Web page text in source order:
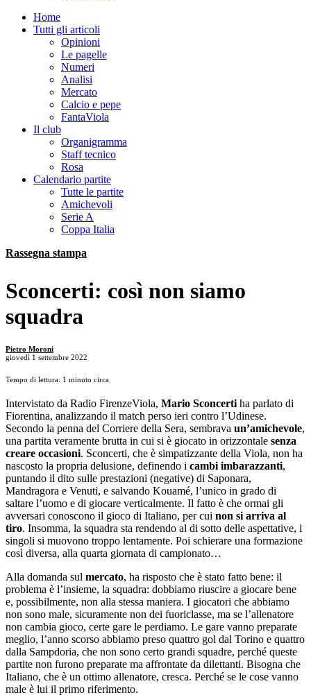
Home
Tutti gli articoli
Opinioni
Le pagelle
Numeri
Analisi
Mercato
Calcio e pepe
FantaViola
Il club
Organigramma
Staff tecnico
Rosa
Calendario partite
Tutte le partite
Amichevoli
Serie A
Coppa Italia
Rassegna stampa
Sconcerti: così non siamo
squadra
Pietro Moroni
giovedì 1 settembre 2022
Tempo di lettura: 1 minuto circa
Intervistato da Radio FirenzeViola, Mario Sconcerti ha parlato di
Fiorentina, analizzando il match perso ieri contro l’Udinese.
Secondo la penna del Corriere della Sera, sembrava un’amichevole,
una partita veramente brutta in cui si è giocato in orizzontale senza
creare occasioni. Sconcerti, che è simpatizzante della Viola, non ha
nascosto la propria delusione, definendo i cambi imbarazzanti,
puntando il dito sulle prestazioni (negative) di Saponara,
Mandragora e Venuti, e salvando Kouamé, l’unico in grado di
saltare l’uomo e di giocare verticalmente. Il fatto è che ormai gli
avversari conoscono il gioco di Italiano, per cui non si arriva al
tiro. Insomma, la squadra sta rendendo al di sotto delle aspettative, i
singoli si muovono troppo lentamente. Poi schierare una formazione
così diversa, alla quarta giornata di campionato…
Alla domanda sul mercato, ha risposto che è stato fatto bene: il
problema è l’insieme, la squadra: dobbiamo riuscire a giocare bene
e, possibilmente, non alla stessa maniera. I giocatori che abbiamo
non sono male, sicuramente non dei fuoriclasse, ma se l’allenatore
non cambia gioco, certe gare le perdiamo. Le gare vanno preparate
meglio, l’anno scorso abbiamo preso quattro gol dal Torino e quattro
dalla Sampdoria, che non sono certo grandi squadre, perché queste
partite non furono preparate ma affrontate da dilettanti. Bisogna che
Italiano, che è un ottimo allenatore, cresca. Perché se le cose vanno
male è lui il primo riferimento.